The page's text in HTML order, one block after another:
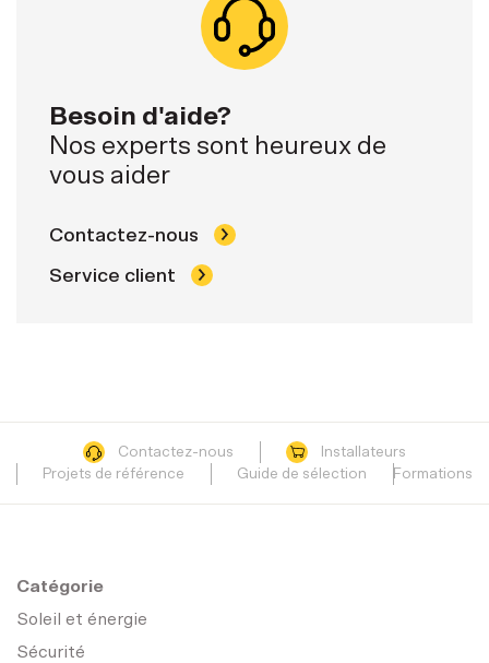
Besoin d'aide?
Nos experts sont heureux de
vous aider
Contactez-nous
Service client
Contactez-nous
Installateurs
Projets de référence
Guide de sélection Formations
Catégorie
Soleil et énergie
Sécurité